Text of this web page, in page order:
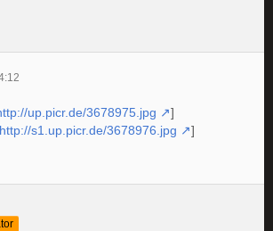
up.picr.de/3678975.jpg
]
http://s1.up.picr.de/3678976.jpg ]